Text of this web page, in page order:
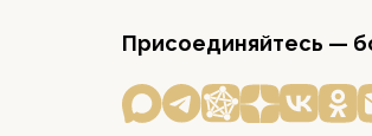
Присоединяйтесь —